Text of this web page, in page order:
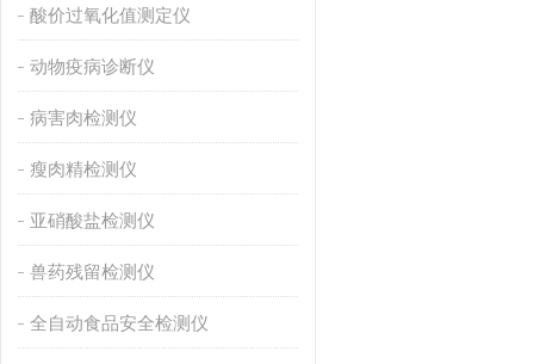
酸价过氧化值测定仪
动物疫病诊断仪
病害肉检测仪
瘦肉精检测仪
亚硝酸盐检测仪
兽药残留检测仪
全自动食品安全检测仪